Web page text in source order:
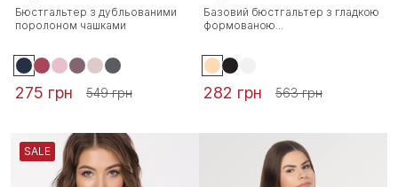
Бюстгальтер з дубльованими
поролоном чашками
275 грн 549 грн
Базовий бюстгальтер з гладкою
формованою...
282 грн 563 грн
SALE